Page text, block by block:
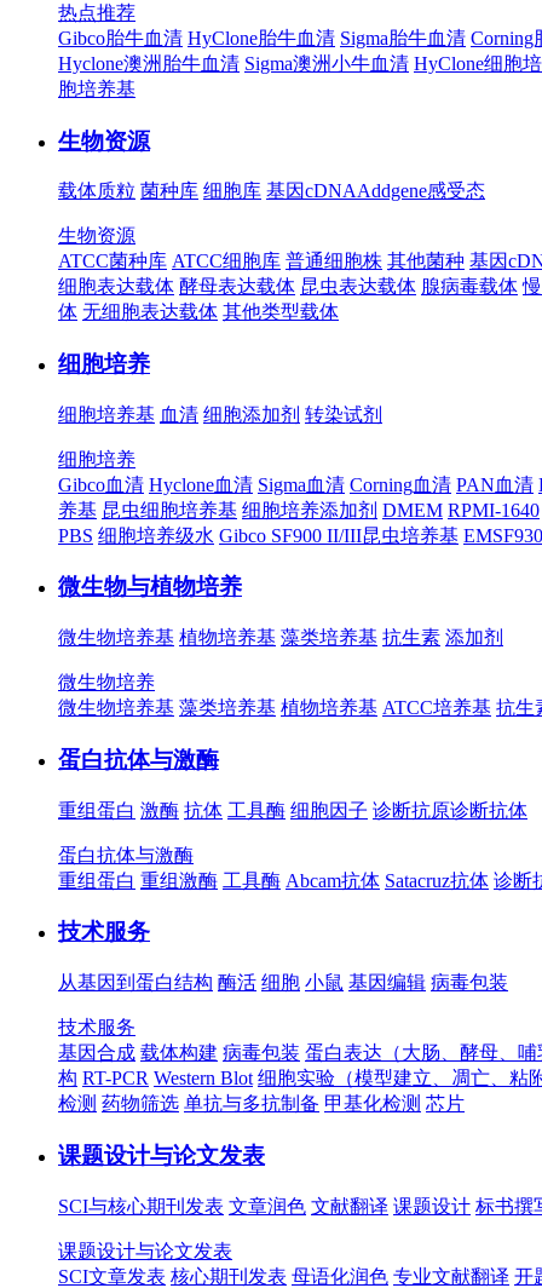
热点推荐
Gibco胎牛血清 HyClone胎牛血清 Sigma胎牛血清 Corning
Hyclone澳洲胎牛血清 Sigma澳洲小牛血清 HyClone细胞
胞培养基
生物资源
载体质粒 菌种库 细胞库 基因cDNAAddgene感受态
生物资源
ATCC菌种库 ATCC细胞库 普通细胞株 其他菌种 基因
细胞表达载体 酵母表达载体 昆虫表达载体 腺病毒载体
体 无细胞表达载体 其他类型载体
细胞培养
细胞培养基 血清 细胞添加剂 转染试剂
细胞培养
Gibco血清 Hyclone血清 Sigma血清 Corning血清 PAN血清
养基 昆虫细胞培养基 细胞培养添加剂 DMEM RPMI-1640
PBS 细胞培养级水 Gibco SF900 II/III昆虫培养基
微生物与植物培养
微生物培养基 植物培养基 藻类培养基 抗生素 添加剂
微生物培养
微生物培养基 藻类培养基 植物培养基 ATCC培养基 抗生
蛋白抗体与激酶
重组蛋白 激酶 抗体 工具酶 细胞因子 诊断抗原诊断抗体
蛋白抗体与激酶
重组蛋白 重组激酶 工具酶 Abcam抗体 Satacruz抗体 诊断
技术服务
从基因到蛋白结构 酶活 细胞 小鼠 基因编辑 病毒包装
技术服务
基因合成 载体构建 病毒包装 蛋白表达（大肠、酵母、
构 RT-PCR Western Blot 细胞实验（模型建立、凋亡、粘
检测 药物筛选 单抗与多抗制备 甲基化检测 芯片
课题设计与论文发表
SCI与核心期刊发表 文章润色 文献翻译 课题设计 标书撰
课题设计与论文发表
SCI文章发表 核心期刊发表 母语化润色 专业文献翻译 开